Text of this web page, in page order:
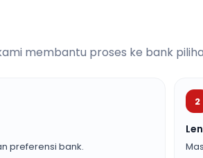
membantu proses ke bank
preferensi bank.
2